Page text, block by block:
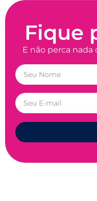
Fique
E não perca nada